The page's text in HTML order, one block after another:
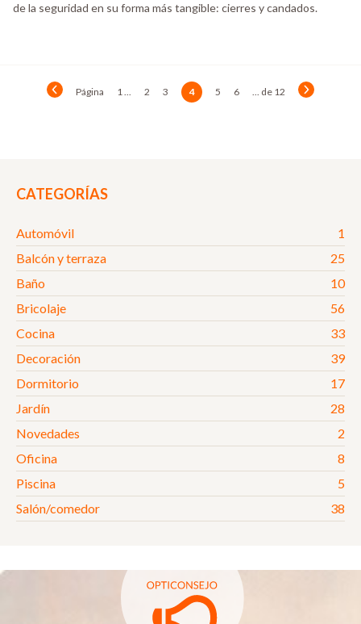
de la seguridad en su forma más tangible: cierres y candados.
Página 1 ... 2 3 4 5 6 ... de 12
CATEGORÍAS
Automóvil
1
Balcón y terraza
25
Baño
10
Bricolaje
56
Cocina
33
Decoración
39
Dormitorio
17
Jardín
28
Novedades
2
Oficina
8
Piscina
5
Salón/comedor
38